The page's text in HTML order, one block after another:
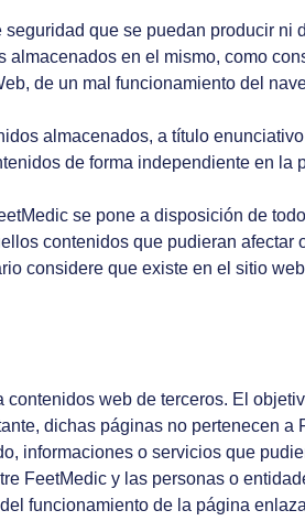
que se puedan producir
en el mismo, como
de un mal funcionamiento del
almacenados, a título
de forma independiente en la
se pone a disposición de
contenidos que pudieran
considere que existe en el sitio
web de terceros. El
dichas páginas no pertenecen
informaciones o servicios que
FeetMedic y las personas o
funcionamiento de la página